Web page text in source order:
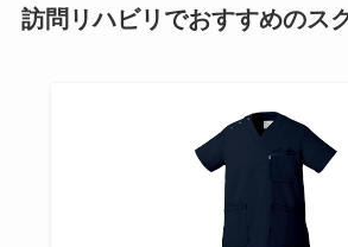
訪問リハビリでおすすめのス